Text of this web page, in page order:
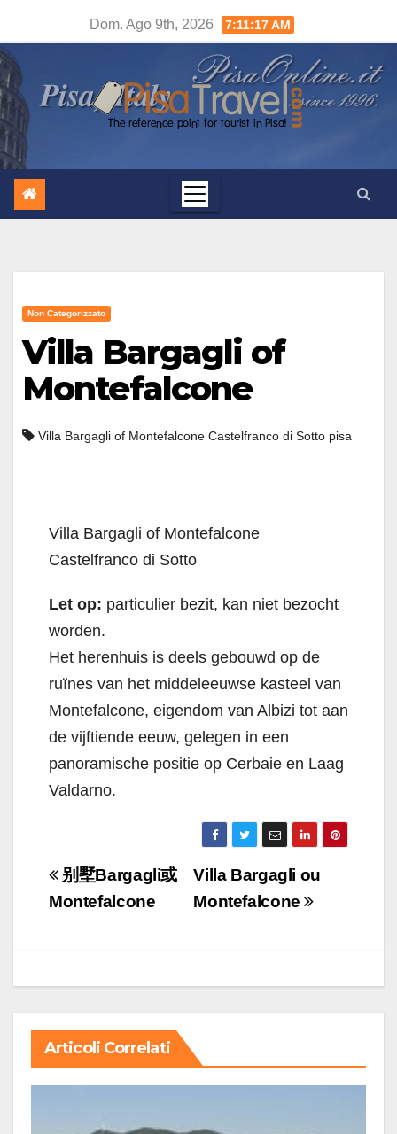
contenuto
Dom. Ago 9th, 2026 7:11:17 AM
Non Categorizzato
Villa Bargagli of
Montefalcone
Villa Bargagli of Montefalcone Castelfranco di Sotto pisa
Villa Bargagli of Montefalcone
Castelfranco di Sotto
Let op: particulier bezit, kan niet bezocht
worden.
Het herenhuis is deels gebouwd op de
ruïnes van het middeleeuwse kasteel van
Montefalcone, eigendom van Albizi tot aan
de vijftiende eeuw, gelegen in een
panoramische positie op Cerbaie en Laag
Valdarno.
Navigazione
articoli
Villa Bargagli ou
Montefalcone
别墅Bargagli或
Montefalcone
Articoli Correlati